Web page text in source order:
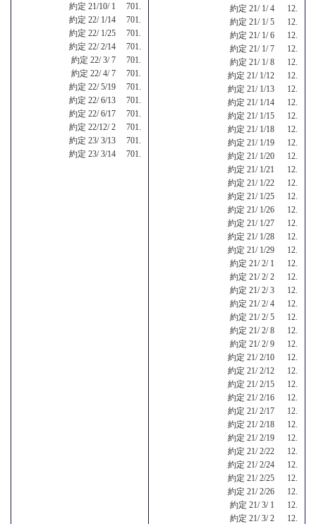
約定 21/10/ 1 701.
約定 22/ 1/14 701.
約定 22/ 1/25 701.
約定 22/ 2/14 701.
約定 22/ 3/ 7 701.
約定 22/ 4/ 7 701.
約定 22/ 5/19 701.
約定 22/ 6/13 701.
約定 22/ 6/17 701.
約定 22/12/ 2 701.
約定 23/ 3/13 701.
約定 23/ 3/14 701.
約定 21/ 1/ 4 12.
約定 21/ 1/ 5 12.
約定 21/ 1/ 6 12.
約定 21/ 1/ 7 12.
約定 21/ 1/ 8 12.
約定 21/ 1/12 12.
約定 21/ 1/13 12.
約定 21/ 1/14 12.
約定 21/ 1/15 12.
約定 21/ 1/18 12.
約定 21/ 1/19 12.
約定 21/ 1/20 12.
約定 21/ 1/21 12.
約定 21/ 1/22 12.
約定 21/ 1/25 12.
約定 21/ 1/26 12.
約定 21/ 1/27 12.
約定 21/ 1/28 12.
約定 21/ 1/29 12.
約定 21/ 2/ 1 12.
約定 21/ 2/ 2 12.
約定 21/ 2/ 3 12.
約定 21/ 2/ 4 12.
約定 21/ 2/ 5 12.
約定 21/ 2/ 8 12.
約定 21/ 2/ 9 12.
約定 21/ 2/10 12.
約定 21/ 2/12 12.
約定 21/ 2/15 12.
約定 21/ 2/16 12.
約定 21/ 2/17 12.
約定 21/ 2/18 12.
約定 21/ 2/19 12.
約定 21/ 2/22 12.
約定 21/ 2/24 12.
約定 21/ 2/25 12.
約定 21/ 2/26 12.
約定 21/ 3/ 1 12.
約定 21/ 3/ 2 12.